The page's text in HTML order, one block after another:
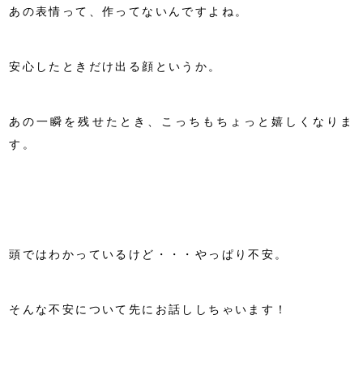
あの表情って、作ってないんですよね。
安心したときだけ出る顔というか。
あの一瞬を残せたとき、こっちもちょっと嬉しくなりま
す。
頭ではわかっているけど・・・やっぱり不安。
そんな不安について先にお話ししちゃいます！